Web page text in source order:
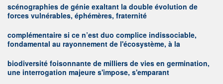
scénographies de génie exaltant la double évolution de
forces vulnérables, éphémères, fraternité
complémentaire si ce n’est duo complice indissociable,
fondamental au rayonnement de l'écosystème, à la
biodiversité foisonnante de milliers de vies en germination,
une interrogation majeure s'impose, s'emparant